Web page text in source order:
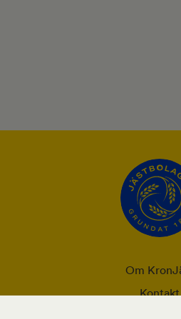
Om
Kontakt